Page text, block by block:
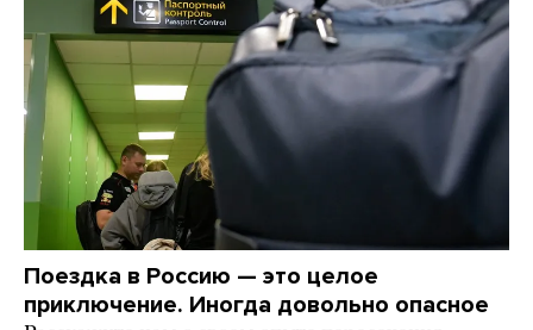
Поездка в Россию — это целое
приключение. Иногда довольно опасное